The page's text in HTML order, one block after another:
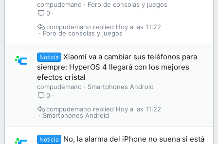
compudemano
Foro de consolas y juegos
0
Foro de consolas y juegos
Hoy a las 11:22
compudemano
Noticia
Xiaomi va a cambiar sus teléfonos para
siempre: HyperOS 4 llegará con los mejores
efectos cristal
compudemano
Smartphones Android
0
Smartphones Android
Hoy a las 11:22
compudemano
Noticia
No, la alarma del iPhone no suena si está